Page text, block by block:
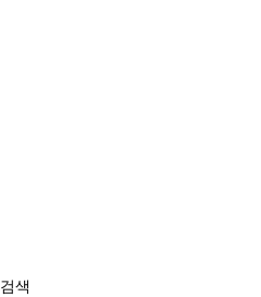
검색